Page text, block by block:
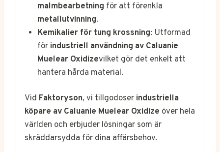
malmbearbetning för att förenkla
metallutvinning.
Kemikalier för tung krossning: Utformad
för industriell användning av Caluanie
Muelear Oxidizevilket gör det enkelt att
hantera hårda material.
Vid Faktoryson, vi tillgodoser industriella
köpare av Caluanie Muelear Oxidize över hela
världen och erbjuder lösningar som är
skräddarsydda för dina affärsbehov.